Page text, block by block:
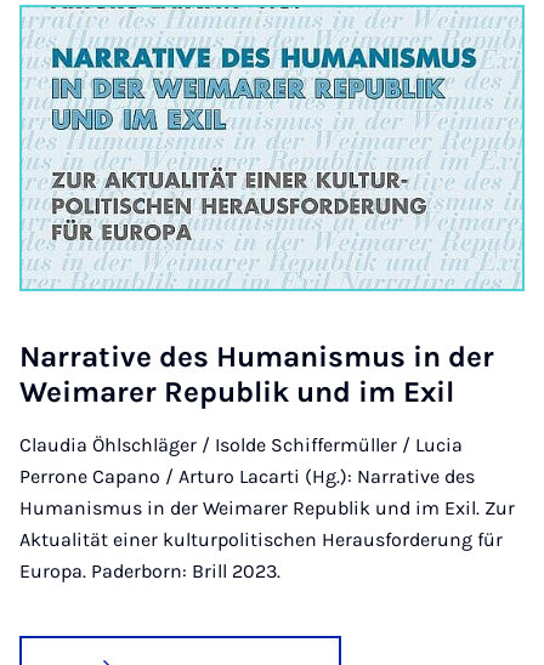
Nar­ra­ti­ve des Hu­ma­nis­mus in der
Wei­ma­rer Re­pu­blik und im Exil
Claudia Öhlschläger / Isolde Schiffermüller / Lucia
Perrone Capano / Arturo Lacarti (Hg.): Narrative des
Humanismus in der Weimarer Republik und im Exil. Zur
Aktualität einer kulturpolitischen Herausforderung für
Europa. Paderborn: Brill 2023.